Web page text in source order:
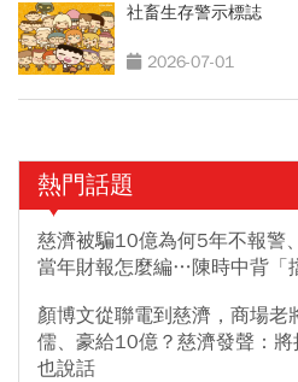
社畜生存警示標誌
2026-07-01
熱門話題
慈濟被騙10億為何5年不報警
當年財報怎麼編…陳時中背「
顏博文從聯電到慈濟，商場老
儒、豪給10億？慈濟發聲：
也說話